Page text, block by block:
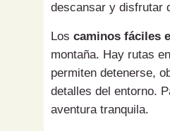
descansar y disfrutar
Los caminos fáciles
montaña. Hay rutas
permiten detenerse,
detalles del entorno.
aventura tranquila.